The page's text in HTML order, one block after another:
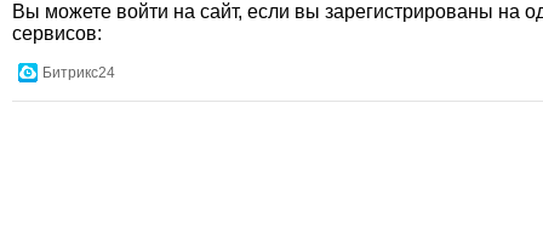
Вы можете войти на сайт, если вы зарегистрированы на
сервисов:
Битрикс24